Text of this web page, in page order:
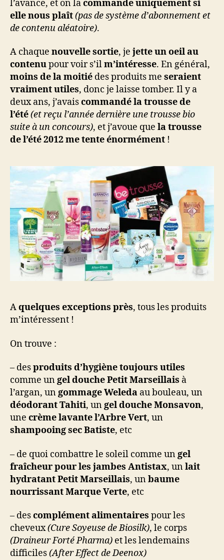
l’avance, et on lacommande uniquement si
elle nous plaît(pas de système d’abonnement et
de contenu aléatoire).
A chaque nouvelle sortie, je jette un oeil au
contenupour voir s’ilm’intéresse. En général,
moins de la moitié des produits me seraient
vraiment utiles, donc je laisse tomber. Il y a
deux ans, j’avaiscommandé la trousse de
l’été(et reçu l’année dernière une trousse bio
suite à un concours), et j’avoue que la trousse
de l’été 2012 me tente énormément !
Aquelques exceptions près, tous les produits
m’intéressent !
On trouve :
– desproduits d’hygiène toujours utiles
comme ungel douche Petit Marseillais à
l’argan, ungommage Weleda au bouleau, un
déodorant Tahiti, ungel douche Monsavon,
une crème lavante l’Arbre Vert, un
shampooing sec Batiste, etc
– de quoi combattre le soleil comme ungel
fraîcheur pour les jambes Antistax, unlait
hydratant Petit Marseillais, unbaume
nourrissant Marque Verte, etc
– descomplément alimentaires pour les
cheveux(Cure Soyeuse de Biosilk), le corps
(Draineur Forté Pharma) et les lendemains
difficiles(After Effect de Deenox)